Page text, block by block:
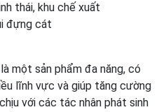
thái, khu chế xuất
đựng cát
một sản phẩm đa năng, có
lĩnh vực và giúp tăng cường
với các tác nhân phát sinh